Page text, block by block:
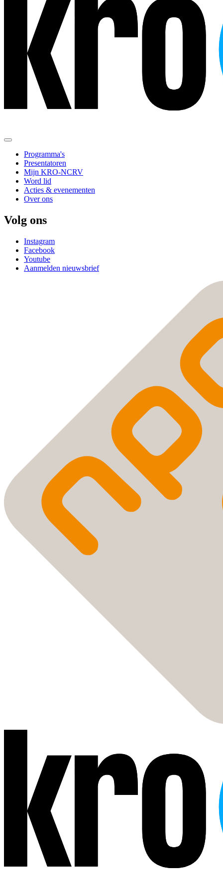
Programma's
Presentatoren
Mijn KRO-NCRV
Word lid
Acties & evenementen
Over ons
Volg ons
Instagram
Facebook
Youtube
Aanmelden nieuwsbrief